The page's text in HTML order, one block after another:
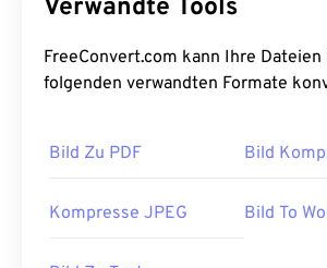
Verwandte Tools
FreeConvert.com kann Ihre Dateien
folgenden verwandten Formate
Bild Zu PDF Bild
Kompresse JPEG Bild To